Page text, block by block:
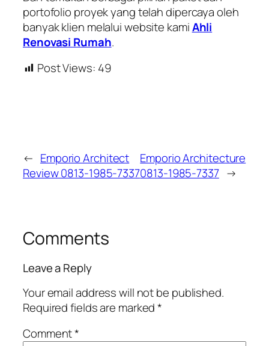
portofolio proyek yang telah dipercaya oleh
banyak klien melalui website kamiAhli
Renovasi Rumah.
Post Views: 49
← Emporio Architect
Review 0813-1985-7337
Emporio Architecture
0813-1985-7337 →
Comments
Leave a Reply
Your email address will not be published.
Required fields are marked*
Comment*